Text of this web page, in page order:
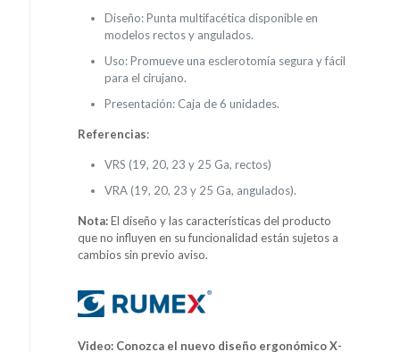
Diseño: Punta multifacética disponible en
modelos rectos y angulados.
Uso: Promueve una esclerotomía segura y fácil
para el cirujano.
Presentación: Caja de 6 unidades.
Referencias:
VRS (19, 20, 23 y 25 Ga, rectos)
VRA (19, 20, 23 y 25 Ga, angulados).
Nota:El diseño y las características del producto
que no influyen en su funcionalidad están sujetos a
cambios sin previo aviso.
Video: Conozca el nuevo diseño ergonómico X-